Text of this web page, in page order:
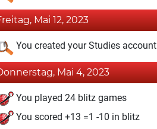
Mai 12, 2023
You created your Studies account
Mai 4, 2023
You played 24 blitz games
You scored +13 =1 -10 in blitz